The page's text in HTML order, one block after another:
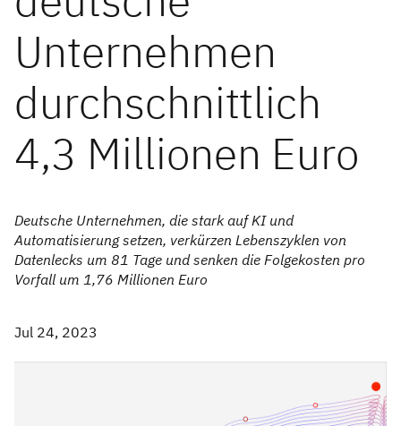
Unternehmen
durchschnittlich
4,3 Millionen Euro
Deutsche Unternehmen, die stark auf KI und
Automatisierung setzen, verkürzen Lebenszyklen von
Datenlecks um 81 Tage und senken die Folgekosten pro
Vorfall um 1,76 Millionen Euro
Jul 24, 2023